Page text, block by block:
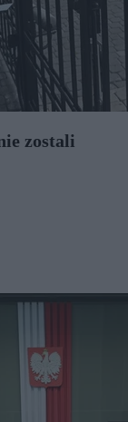
zostali